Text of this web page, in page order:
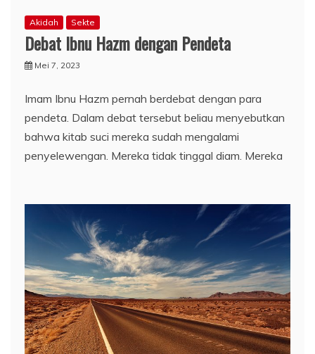
Akidah Sekte
Debat Ibnu Hazm dengan Pendeta
Mei 7, 2023
Imam Ibnu Hazm pernah berdebat dengan para
pendeta. Dalam debat tersebut beliau menyebutkan
bahwa kitab suci mereka sudah mengalami
penyelewengan. Mereka tidak tinggal diam. Mereka